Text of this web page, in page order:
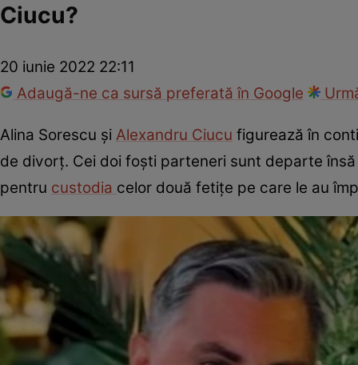
Ciucu?
20 iunie 2022 22:11
Adaugă-ne ca sursă preferată în Google
Alina Sorescu și Alexandru Ciucu figurează în
de divorț. Cei doi foști parteneri sunt departe
pentru custodia celor două fetițe pe care le au